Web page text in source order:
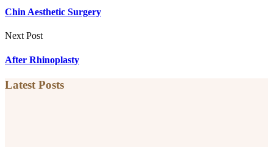
Chin Aesthetic Surgery
Next Post
After Rhinoplasty
Latest Posts